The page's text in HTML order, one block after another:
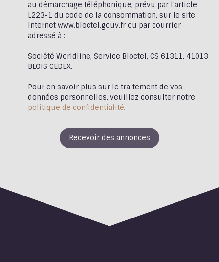
au démarchage téléphonique, prévu par l'article
L223-1 du code de la consommation, sur le site
Internet www.bloctel.gouv.fr ou par courrier
adressé à :
Société Worldline, Service Bloctel, CS 61311, 41013
BLOIS CEDEX.
Pour en savoir plus sur le traitement de vos
données personnelles, veuillez consulter notre
politique de confidentialité.
Recevoir des annonces